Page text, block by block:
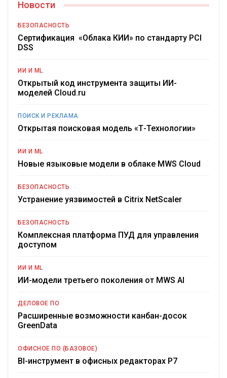
Новости
БЕЗОПАСНОСТЬ
Сертификация «Облака КИИ» по стандарту PCI
DSS
ИИ И ML
Открытый код инструмента защиты ИИ-
моделей Cloud.ru
ПОИСК И РЕКЛАМА
Открытая поисковая модель «Т-Технологии»
ИИ И ML
Новые языковые модели в облаке MWS Cloud
БЕЗОПАСНОСТЬ
Устранение уязвимостей в Citrix NetScaler
БЕЗОПАСНОСТЬ
Комплексная платформа ПУД для управления
доступом
ИИ И ML
ИИ-модели третьего поколения от MWS AI
ДЕЛОВОЕ ПО
Расширенные возможности канбан-досок
GreenData
ОФИСНОЕ ПО (БАЗОВОЕ)
BI-инструмент в офисных редакторах Р7